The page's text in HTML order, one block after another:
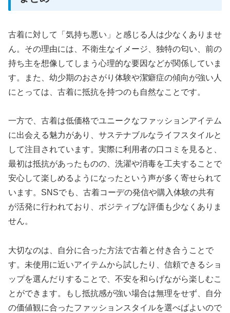
古着に対して「気持ち悪い」と感じる人は少なくありませ
ん。その理由には、不衛生なイメージ、独特の匂い、前の
持ち主を想像してしまう心理的な要因などが関係していま
す。また、幼少期のおさがり体験や潔癖症の傾向が強い人
にとっては、古着に抵抗を持つのも自然なことです。
一方で、古着は低価格でユニークなファッションアイテム
に出会える魅力があり、サステナブルなライフスタイルと
して注目されています。実際に利用者の口コミを見ると、
最初は抵抗があったものの、洗濯や消毒を工夫することで
安心して楽しめるようになったという声が多く寄せられて
います。SNSでも、古着コーデの発信や購入体験の共有
が活発に行われており、ポジティブな評価も少なくありま
せん。
大切なのは、自分に合った方法で古着と付き合うことで
す。未使用に近いアイテムから試したり、信頼できるショ
ップを選んだりすることで、不安を和らげながら楽しむこ
とができます。もし抵抗感が強い場合は無理をせず、自分
の価値観に合ったファッションスタイルを選べばよいので